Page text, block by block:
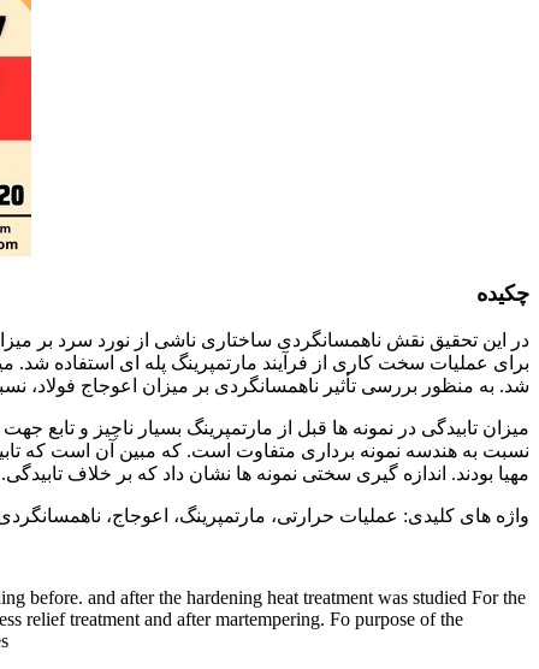
چکیده
در این تحقیق نقش ناهمسانگردی ساختاری ناشی از نورد سرد بر
برای عملیات سخت کاری از فرآیند مارتمپرینگ پله ای استفاده
شد. به منظور بررسی تأثیر ناهمسانگردی بر میزان اعوجاج
میزان تابیدگی در نمونه ها قبل از مارتمپرینگ بسیار ناچیز و تابع
نسبت به هندسه نمونه برداری متفاوت است. که مبین آن است که
مهیا بودند. اندازه گیری سختی نمونه ها نشان داد که بر خلاف
واژه های کلیدی: عملیات حرارتی، مارتمپرینگ، اعوجاج،
before. and after the hardening heat treatment was studied For the
relief treatment and after martempering. Fo purpose of the